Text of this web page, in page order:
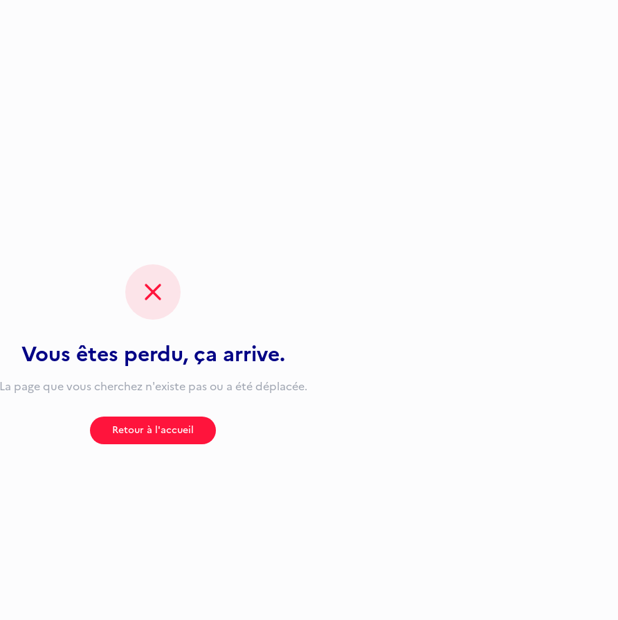
Vous êtes perdu, ça arrive.
La page que vous cherchez n'existe pas ou a été déplacée.
Retour à l'accueil